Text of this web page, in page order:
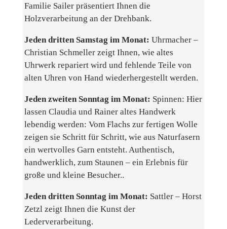
Familie Sailer präsentiert Ihnen die
Holzverarbeitung an der Drehbank.
Jeden dritten Samstag im Monat: Uhrmacher –
Christian Schmeller zeigt Ihnen, wie altes
Uhrwerk repariert wird und fehlende Teile von
alten Uhren von Hand wiederhergestellt werden.
Jeden zweiten Sonntag im Monat: Spinnen: Hier
lassen Claudia und Rainer altes Handwerk
lebendig werden: Vom Flachs zur fertigen Wolle
zeigen sie Schritt für Schritt, wie aus Naturfasern
ein wertvolles Garn entsteht. Authentisch,
handwerklich, zum Staunen – ein Erlebnis für
große und kleine Besucher..
Jeden dritten Sonntag im Monat: Sattler – Horst
Zetzl zeigt Ihnen die Kunst der
Lederverarbeitung.